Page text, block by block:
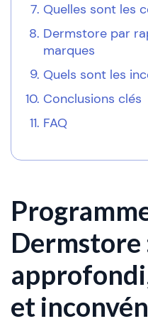
Quelles sont les
Dermstore par
marques
Quels sont les
Conclusions clés
FAQ
Dermstore
et